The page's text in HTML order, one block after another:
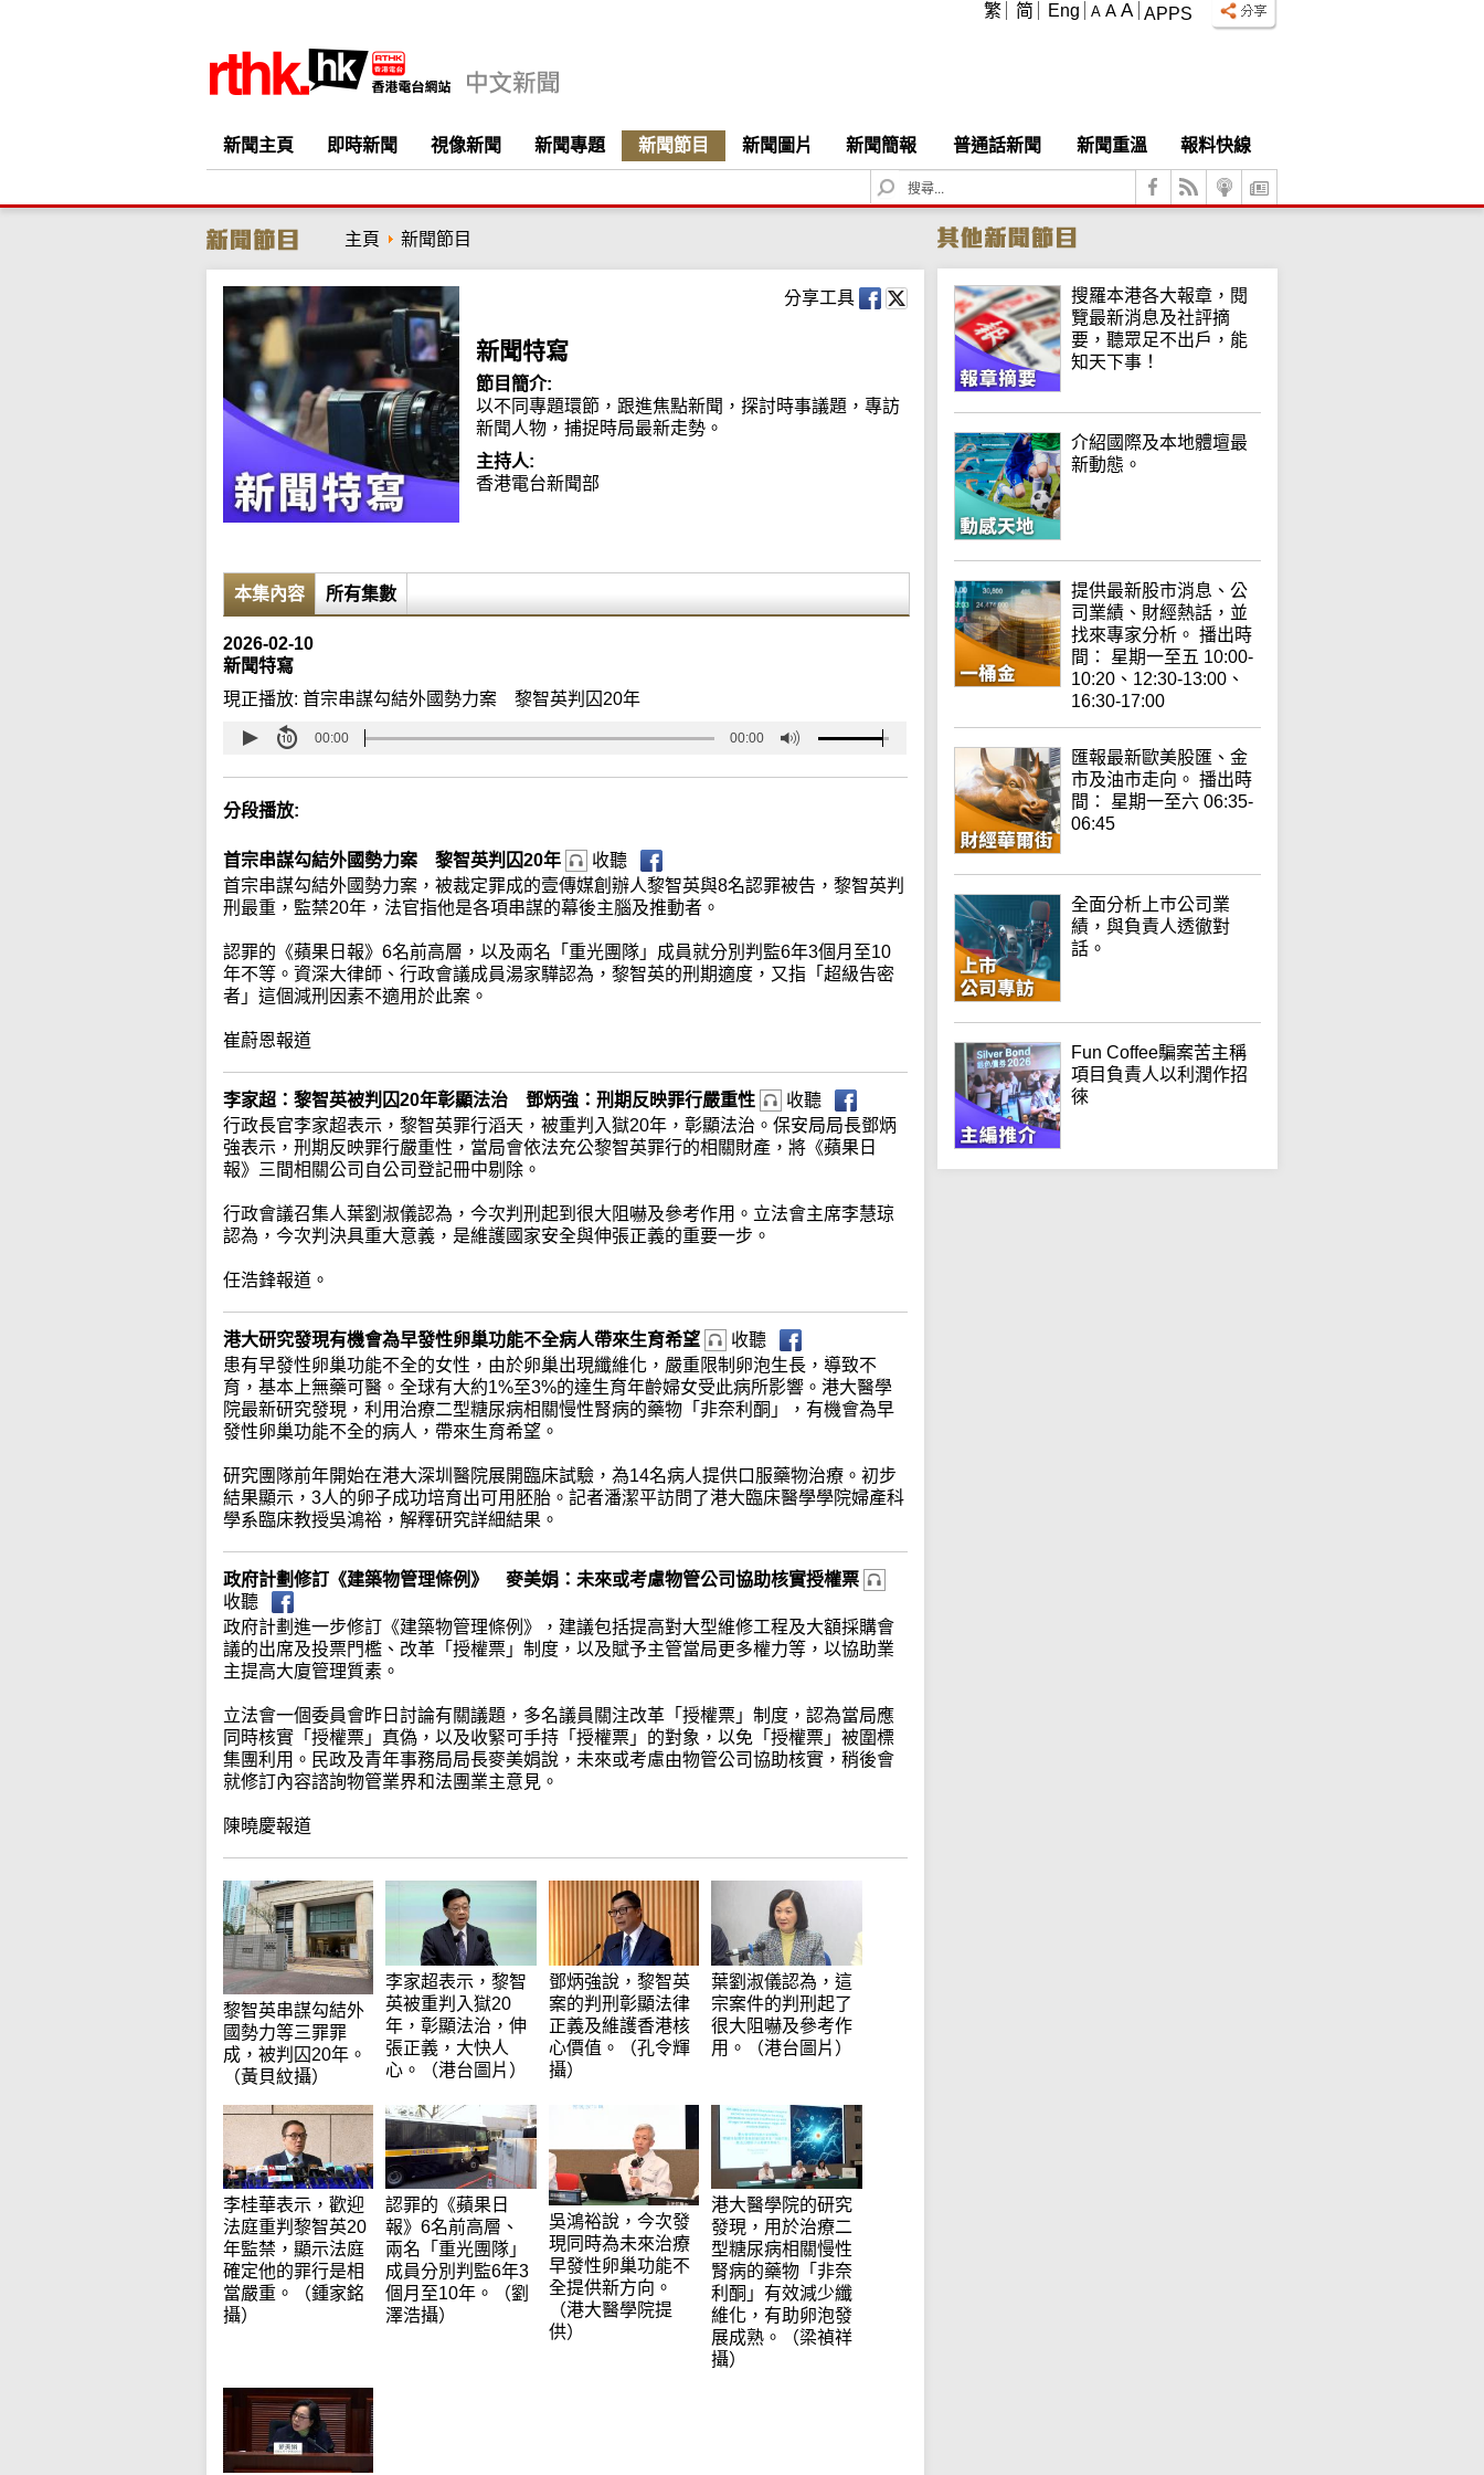
APPS
A A A
繁 简 Eng
新聞主頁 即時新聞 視像新聞 新聞專題 新聞節目 新聞圖片 新聞簡報 普通話新聞 新聞重溫
報料快線
S
e
c
h
主頁 新聞節目
分享工具
新聞特寫
節目簡介:
以不同專題環節，跟進焦點新聞，探討時事議題，專訪
新聞人物，捕捉時局最新走勢。
主持人:
香港電台新聞部
本集內容 所有集數
2026-02-10
新聞特寫
現正播放: 首宗串謀勾結外國勢力案 黎智英判囚20年
00:00 00:00
分段播放:
首宗串謀勾結外國勢力案 黎智英判囚20年
收聽
首宗串謀勾結外國勢力案，被裁定罪成的壹傳媒創辦人黎智英與8名認罪被告，黎智英判
刑最重，監禁20年，法官指他是各項串謀的幕後主腦及推動者。
認罪的《蘋果日報》6名前高層，以及兩名「重光團隊」成員就分別判監6年3個月至10
年不等。資深大律師、行政會議成員湯家驊認為，黎智英的刑期適度，又指「超級告密
者」這個減刑因素不適用於此案。
崔蔚恩報道
李家超：黎智英被判囚20年彰顯法治 鄧炳強：刑期反映罪行嚴重性
收聽
行政長官李家超表示，黎智英罪行滔天，被重判入獄20年，彰顯法治。保安局局長鄧炳
強表示，刑期反映罪行嚴重性，當局會依法充公黎智英罪行的相關財產，將《蘋果日
報》三間相關公司自公司登記冊中剔除。
行政會議召集人葉劉淑儀認為，今次判刑起到很大阻嚇及參考作用。立法會主席李慧琼
認為，今次判決具重大意義，是維護國家安全與伸張正義的重要一步。
任浩鋒報道。
港大研究發現有機會為早發性卵巢功能不全病人帶來生育希望
收聽
患有早發性卵巢功能不全的女性，由於卵巢出現纖維化，嚴重限制卵泡生長，導致不
育，基本上無藥可醫。全球有大約1%至3%的達生育年齡婦女受此病所影響。港大醫學
院最新研究發現，利用治療二型糖尿病相關慢性腎病的藥物「非奈利酮」，有機會為早
發性卵巢功能不全的病人，帶來生育希望。
研究團隊前年開始在港大深圳醫院展開臨床試驗，為14名病人提供口服藥物治療。初步
結果顯示，3人的卵子成功培育出可用胚胎。記者潘潔平訪問了港大臨床醫學學院婦產科
學系臨床教授吳鴻裕，解釋研究詳細結果。
政府計劃修訂《建築物管理條例》 麥美娟：未來或考慮物管公司協助核實授權票
收聽
政府計劃進一步修訂《建築物管理條例》，建議包括提高對大型維修工程及大額採購會
議的出席及投票門檻、改革「授權票」制度，以及賦予主管當局更多權力等，以協助業
主提高大廈管理質素。
立法會一個委員會昨日討論有關議題，多名議員關注改革「授權票」制度，認為當局應
同時核實「授權票」真偽，以及收緊可手持「授權票」的對象，以免「授權票」被圍標
集團利用。民政及青年事務局局長麥美娟說，未來或考慮由物管公司協助核實，稍後會
就修訂內容諮詢物管業界和法團業主意見。
陳曉慶報道
黎智英串謀勾結外
國勢力等三罪罪
成，被判囚20年。
（黃貝紋攝）
李家超表示，黎智
英被重判入獄20
年，彰顯法治，伸
張正義，大快人
心。（港台圖片）
鄧炳強說，黎智英
案的判刑彰顯法律
正義及維護香港核
心價值。（孔令輝
攝）
葉劉淑儀認為，這
宗案件的判刑起了
很大阻嚇及參考作
用。（港台圖片）
李桂華表示，歡迎
法庭重判黎智英20
年監禁，顯示法庭
確定他的罪行是相
當嚴重。（鍾家銘
攝）
認罪的《蘋果日
報》6名前高層、
兩名「重光團隊」
成員分別判監6年3
個月至10年。（劉
澤浩攝）
吳鴻裕說，今次發
現同時為未來治療
早發性卵巢功能不
全提供新方向。
（港大醫學院提
供）
港大醫學院的研究
發現，用於治療二
型糖尿病相關慢性
腎病的藥物「非奈
利酮」有效減少纖
維化，有助卵泡發
展成熟。（梁禎祥
攝）
搜羅本港各大報章，閱
覽最新消息及社評摘
要，聽眾足不出戶，能
知天下事！
介紹國際及本地體壇最
新動態。
提供最新股市消息、公
司業績、財經熱話，並
找來專家分析。 播出時
間： 星期一至五 10:00-
10:20、12:30-13:00、
16:30-17:00
匯報最新歐美股匯、金
市及油市走向。 播出時
間： 星期一至六 06:35-
06:45
全面分析上巿公司業
績，與負責人透徹對
話。
Fun Coffee騙案苦主稱
項目負責人以利潤作招
徠